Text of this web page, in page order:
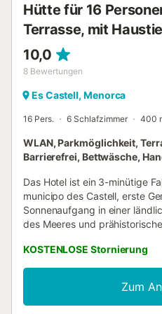
Hütte für 16
Terrasse, mit
10,0
8 Bewertungen
Es Castell, Menorca
16 Pers. 6 Schlafzimmer 400
WLAN, Parkmöglichkeit,
Barrierefrei, Bettwäsche,
Das Hotel ist ein 3-minütige
municipo des Castell, erste
Sonnenaufgang in einer
des Meeres und
im Jahr 2014 renoviert und
und 5 Bäder, 2 Küchen, 2
Möglichkeit einer Ausweitung
Sie alle Ruhe genießen und
Sie am Pool oder genießen
KOSTENLOSE Stornierung
Zum